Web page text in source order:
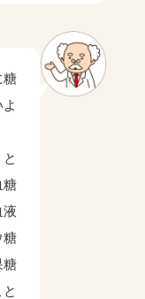
糖
糖
液
糖
糖